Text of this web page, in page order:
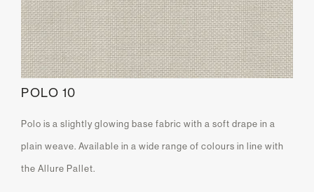
POLO 10
Polo is a slightly glowing base fabric with a soft drape in a
plain weave. Available in a wide range of colours in line with
the Allure Pallet.